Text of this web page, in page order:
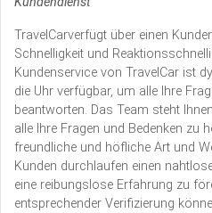
TravelCarverfügt über einen
Schnelligkeit und
Kundenservice von TravelCar ist
die Uhr verfügbar, um alle Ihre
beantworten. Das Team steht
alle Ihre Fragen und Bedenken zu
freundliche und höfliche Art und
Kunden durchlaufen einen
eine reibungslose Erfahrung zu
entsprechender Verifizierung